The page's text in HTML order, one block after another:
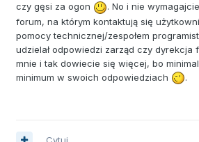
czy gęsi za ogon
. No i nie
forum, na którym kontaktują się
pomocy technicznej/zespołem
udzielał odpowiedzi zarząd czy dyrekcja
mnie i tak dowiecie się więcej, bo
minimum w swoich odpowiedziach
.